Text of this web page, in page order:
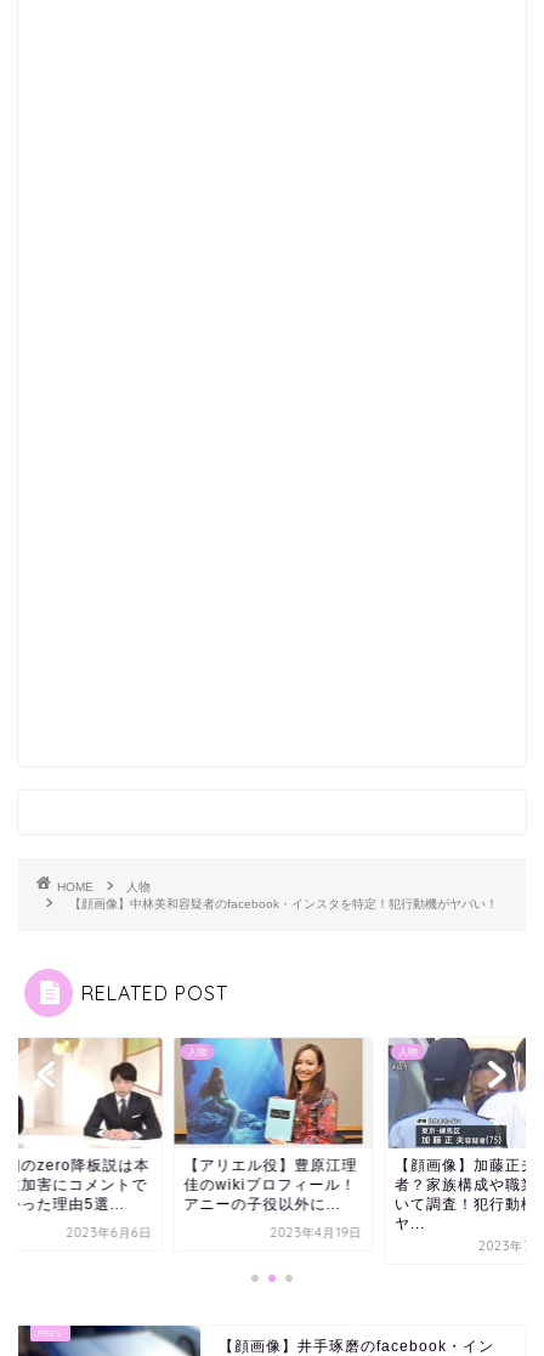
HOME
人物
【顔画像】中林美和容疑者のfacebook・インスタを特定！犯行動機がヤバい！
RELATED POST
翔のzero降板説は本
性加害にコメントで
かった理由5選...
2023年6月6日
人物
【アリエル役】豊原江理
佳のwikiプロフィール！
アニーの子役以外に...
2023年4月19日
人物
【顔画像】加藤正夫
者？家族構成や職業
いて調査！犯行動機
ヤ...
2023年7
【顔画像】井手琢磨のfacebook・イン